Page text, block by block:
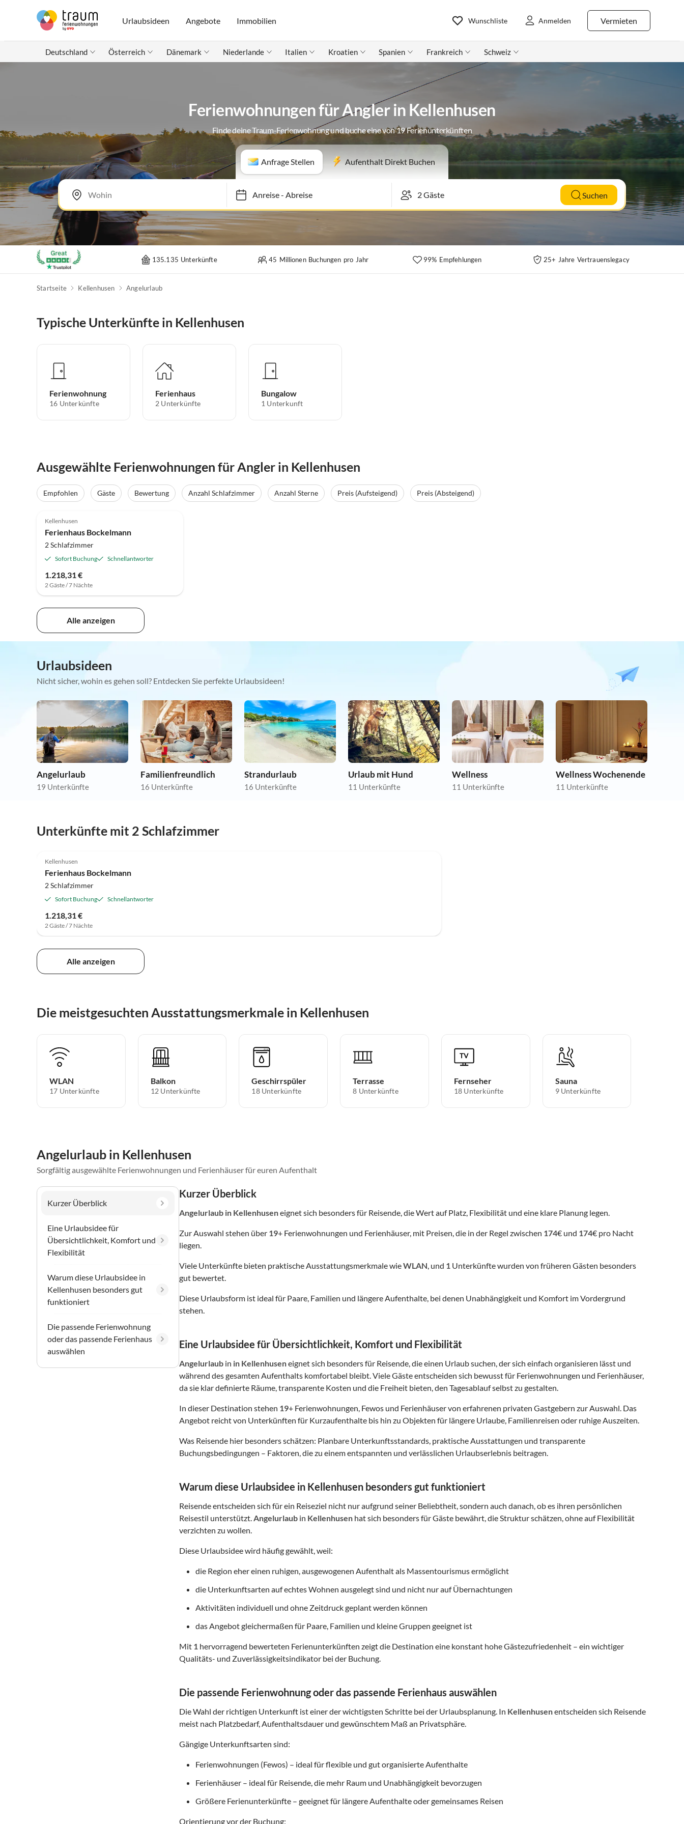
Urlaubsideen Angebote Immobilien Vermieten
Wunschliste Anmelden
Deutschland Österreich Dänemark Niederlande Italien Kroatien Spanien Frankreich Schweiz
Ferienwohnungen für Angler in Kellenhusen
Finde deine Traum-Ferienwohnung und buche eine von 19 Ferienunterkünften
Anfrage Stellen Aufenthalt Direkt Buchen
Anreise-Abreise Suchen
135.135 Unterkünfte 45 Millionen Buchungen pro Jahr 99% Empfehlungen 25+ Jahre Vertrauenslegacy
Startseite Kellenhusen Angelurlaub
Typische Unterkünfte in Kellenhusen
Ferienwohnung
16 Unterkünfte
Ferienhaus
2 Unterkünfte
Bungalow
1 Unterkunft
Ausgewählte Ferienwohnungen für Angler in Kellenhusen
Empfohlen Gäste Bewertung Anzahl Schlafzimmer Anzahl Sterne Preis (Aufsteigend) Preis (Absteigend)
Kellenhusen
Ferienhaus Bockelmann
2 Schlafzimmer
Sofort Buchung Schnellantworter
1.218,31 €
2 Gäste / 7 Nächte
Alle anzeigen
Urlaubsideen
Nicht sicher, wohin es gehen soll? Entdecken Sie perfekte Urlaubsideen!
Angelurlaub
19 Unterkünfte
Familienfreundlich
16 Unterkünfte
Strandurlaub
16 Unterkünfte
Urlaub mit Hund
11 Unterkünfte
Wellness
11 Unterkünfte
Wellness Wochenende
11 Unterkünfte
Unterkünfte mit 2 Schlafzimmer
Kellenhusen
Ferienhaus Bockelmann
2 Schlafzimmer
Sofort Buchung Schnellantworter
1.218,31 €
2 Gäste / 7 Nächte
Alle anzeigen
Die meistgesuchten Ausstattungsmerkmale in Kellenhusen
WLAN
17 Unterkünfte
Balkon
12 Unterkünfte
Geschirrspüler
18 Unterkünfte
Terrasse
8 Unterkünfte
Fernseher
18 Unterkünfte
Sauna
9 Unterkünfte
Angelurlaub in Kellenhusen
Sorgfältig ausgewählte Ferienwohnungen und Ferienhäuser für euren Aufenthalt
Kurzer Überblick
Eine Urlaubsidee für
Übersichtlichkeit, Komfort und
Flexibilität
Warum diese Urlaubsidee in
Kellenhusen besonders gut
funktioniert
Die passende Ferienwohnung
oder das passende Ferienhaus
auswählen
Kurzer Überblick
Angelurlaub in Kellenhuseneignet sich besonders für Reisende, die Wert auf Platz, Flexibilität und eine klare Planung legen.
Zur Auswahl stehen über 19+ Ferienwohnungen und Ferienhäuser, mit Preisen, die in der Regel zwischen 174€ und 174€ pro Nacht
liegen.
Viele Unterkünfte bieten praktische Ausstattungsmerkmale wieWLAN, und 1 Unterkünfte wurden von früheren Gästen besonders
gut bewertet.
Diese Urlaubsform ist ideal für Paare, Familien und längere Aufenthalte, bei denen Unabhängigkeit und Komfort im Vordergrund
stehen.
Eine Urlaubsidee für Übersichtlichkeit, Komfort und Flexibilität
Angelurlaub in in Kellenhuseneignet sich besonders für Reisende, die einen Urlaub suchen, der sich einfach organisieren lässt und
während des gesamten Aufenthalts komfortabel bleibt. Viele Gäste entscheiden sich bewusst für Ferienwohnungen und Ferienhäuser,
da sie klar definierte Räume, transparente Kosten und die Freiheit bieten, den Tagesablauf selbst zu gestalten.
In dieser Destination stehen 19+ Ferienwohnungen, Fewos und Ferienhäuser von erfahrenen privaten Gastgebern zur Auswahl. Das
Angebot reicht von Unterkünften für Kurzaufenthalte bis hin zu Objekten für längere Urlaube, Familienreisen oder ruhige Auszeiten.
Was Reisende hier besonders schätzen: Planbare Unterkunftsstandards, praktische Ausstattungen und transparente
Buchungsbedingungen – Faktoren, die zu einem entspannten und verlässlichen Urlaubserlebnis beitragen.
Warum diese Urlaubsidee in Kellenhusen besonders gut funktioniert
Reisende entscheiden sich für ein Reiseziel nicht nur aufgrund seiner Beliebtheit, sondern auch danach, ob es ihren persönlichen
Reisestil unterstützt.Angelurlaub in Kellenhusen hat sich besonders für Gäste bewährt, die Struktur schätzen, ohne auf Flexibilität
verzichten zu wollen.
Diese Urlaubsidee wird häufig gewählt, weil:
die Region eher einen ruhigen, ausgewogenen Aufenthalt als Massentourismus ermöglicht
die Unterkunftsarten auf echtes Wohnen ausgelegt sind und nicht nur auf Übernachtungen
Aktivitäten individuell und ohne Zeitdruck geplant werden können
das Angebot gleichermaßen für Paare, Familien und kleine Gruppen geeignet ist
Mit 1 hervorragend bewerteten Ferienunterkünften zeigt die Destination eine konstant hohe Gästezufriedenheit – ein wichtiger
Qualitäts- und Zuverlässigkeitsindikator bei der Buchung.
Die passende Ferienwohnung oder das passende Ferienhaus auswählen
Die Wahl der richtigen Unterkunft ist einer der wichtigsten Schritte bei der Urlaubsplanung. In Kellenhusenentscheiden sich Reisende
meist nach Platzbedarf, Aufenthaltsdauer und gewünschtem Maß an Privatsphäre.
Gängige Unterkunftsarten sind:
Ferienwohnungen (Fewos) – ideal für flexible und gut organisierte Aufenthalte
Ferienhäuser – ideal für Reisende, die mehr Raum und Unabhängigkeit bevorzugen
Größere Ferienunterkünfte – geeignet für längere Aufenthalte oder gemeinsames Reisen
Orientierung vor der Buchung: